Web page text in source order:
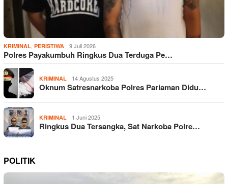
KRIMINAL PERISTIWA 9 Juli 2026
Polres Payakumbuh Ringkus Dua Terduga Pe…
KRIMINAL 14 Agustus 2025
Oknum Satresnarkoba Polres Pariaman Didu…
KRIMINAL 1 Juni 2025
Ringkus Dua Tersangka, Sat Narkoba Polre…
POLITIK